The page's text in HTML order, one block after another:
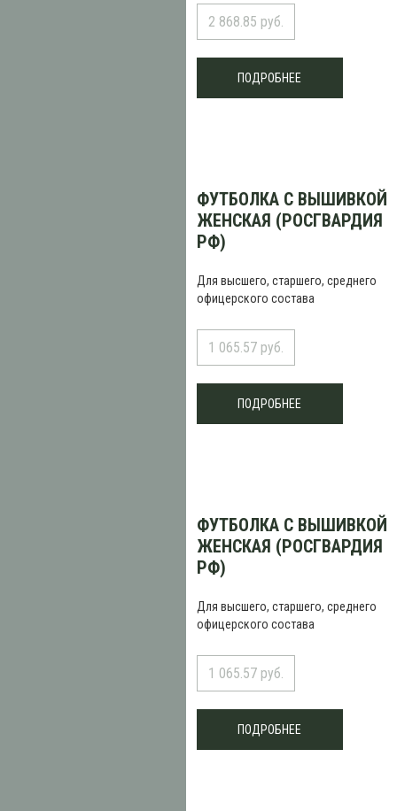
2 868.85 руб.
ПОДРОБНЕЕ
ФУТБОЛКА С ВЫШИВКОЙ
ЖЕНСКАЯ (РОСГВАРДИЯ
РФ)
Для высшего, старшего, среднего
офицерского состава
1 065.57 руб.
ПОДРОБНЕЕ
ФУТБОЛКА С ВЫШИВКОЙ
ЖЕНСКАЯ (РОСГВАРДИЯ
РФ)
Для высшего, старшего, среднего
офицерского состава
1 065.57 руб.
ПОДРОБНЕЕ